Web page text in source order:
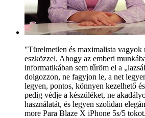
"Türelmetlen és maximalista
eszközzel. Ahogy az emberi
informatikában sem tűröm el a
dolgozzon, ne fagyjon le, a net
legyen, pontos, könnyen kezelhető
pedig védje a készüléket, ne
használatát, és legyen szolidan
more Para Blaze X iPhone 5s/5